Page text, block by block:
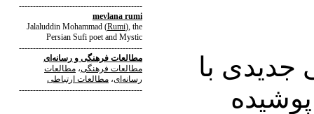
--------------------------------------------
mevlana rumi
Jalaluddin Mohammad (Rumi), the
Persian Sufi poet and Mystic
--------------------------------------------
مطالعات فرهنگی و رسانه‌ای
مطالعات فرهنگی، مطالعات
رسانه‌ای، مطالعات ارتباطی
--------------------------------------------
جدیدی با